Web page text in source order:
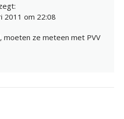
2011 om 22:08
moeten ze meteen met PVV